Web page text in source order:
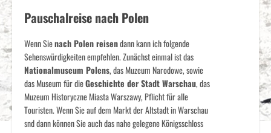
Pauschalreise nach Polen
Wenn Sienach Polen reisendann kann ich folgende
Sehenswürdigkeiten empfehlen. Zunächst einmal ist das
Nationalmuseum Polens, das Muzeum Narodowe, sowie
das Museum für dieGeschichte der Stadt Warschau, das
Muzeum Historyczne Miasta Warszawy, Pflicht für alle
Touristen. Wenn Sie auf dem Markt der Altstadt in Warschau
snd dann können Sie auch das nahe gelegene Königsschloss